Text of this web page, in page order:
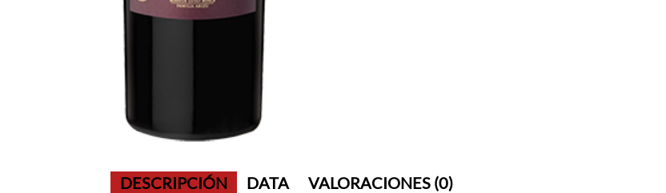
DESCRIPCIÓN DATA VALORACIONES (0)